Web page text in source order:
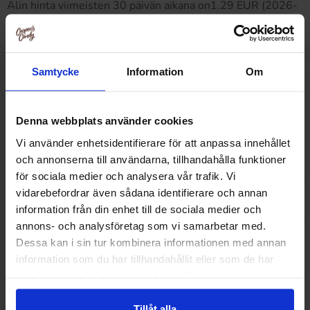
Samtycke Information Om
Denna webbplats använder cookies
Vi använder enhetsidentifierare för att anpassa innehållet
och annonserna till användarna, tillhandahålla funktioner
för sociala medier och analysera vår trafik. Vi
vidarebefordrar även sådana identifierare och annan
information från din enhet till de sociala medier och
annons- och analysföretag som vi samarbetar med.
Dessa kan i sin tur kombinera informationen med annan
information som du har tillhandahållit eller som de har
Alin hinta viimeisten 30 päivän aikana on1.29 EUR (2026-
08-09 )
Muut pitivät